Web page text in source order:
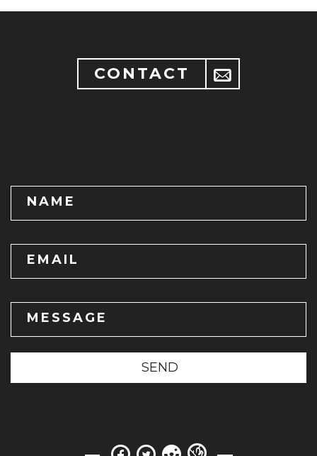
CONTACT
NAME
EMAIL
MESSAGE
SEND